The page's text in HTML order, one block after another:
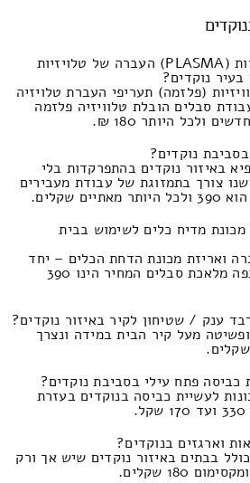
מהי עלות העברת טלוויזיות (PLASMA) העברה של טלויזיות
נוקדים?
(פלזמה) תעריפי העברת טלויזיה
סבלים הובלת טלוויזיה פלזמה
נוקדים?
באיזור נוקדים בהתפרקדות בלי
צורך בתמזוגת של עבודת מעבירים
שקלים.
מדיח כלים לשימוש בבית
ואריזת מכונת הדחת הכלים – יחד
עם מלאכת סבלים בלי הנפה מלאכת סבלים המחיר הינו 390
ענק / שטיחון לקיר באיזור נוקדים?
מעל קיר הבית במידה ונצרך
כביסה פתח עילי בסביבת נוקדים?
לעשיית כביסה בנוקדים בעזרת
וארגזים בנוקדים?
בבתים באיזור נוקדים שיש אך ורק